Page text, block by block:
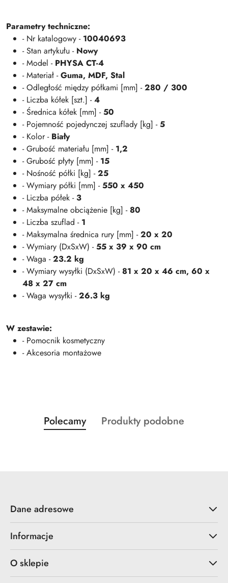
Parametry techniczne:
- Nr katalogowy - 10040693
- Stan artykułu - Nowy
- Model - PHYSA CT-4
- Materiał -Guma, MDF, Stal
- Odległość między półkami [mm] -280 / 300
- Liczba kółek [szt.] -4
- Średnica kółek [mm] -50
- Pojemność pojedynczej szuflady [kg] -5
- Kolor - Biały
- Grubość materiału [mm] - 1,2
- Grubość płyty [mm] - 15
- Nośność półki [kg] -25
- Wymiary półki [mm] -550 x 450
- Liczba półek -3
- Maksymalne obciążenie [kg] -80
- Liczba szuflad - 1
- Maksymalna średnica rury [mm] -20 x 20
- Wymiary (DxSxW) -55 x 39 x 90 cm
- Waga -23.2 kg
- Wymiary wysyłki (DxSxW) -81 x 20 x 46 cm, 60 x
48 x 27 cm
- Waga wysyłki -26.3 kg
W zestawie:
- Pomocnik kosmetyczny
- Akcesoria montażowe
Pomiń karuzelę produktów
Produkty
o
Polecamy
Produkty
Produkty podobne
Dane adresowe
Informacje
O sklepie